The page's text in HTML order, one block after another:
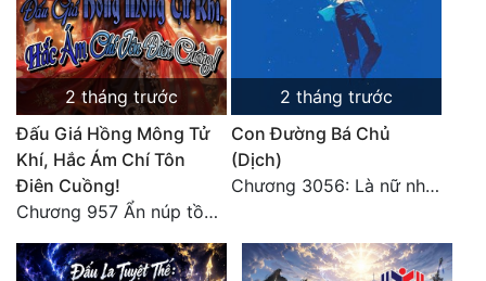
2 tháng trước
Đấu Giá Hồng Mông Tử
Khí, Hắc Ám Chí Tôn
Điên Cuồng!
Chương 957 Ẩn núp tồn tại
2 tháng trước
Con Đường Bá Chủ
(Dịch)
Chương 3056: Là nữ nhân